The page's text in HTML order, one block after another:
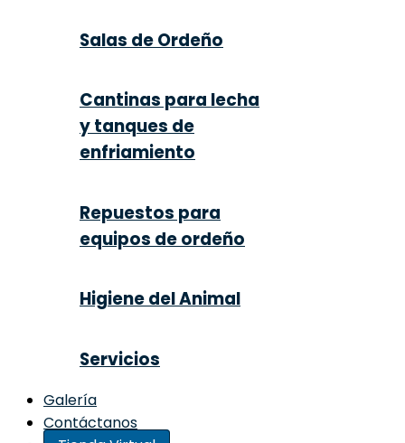
Salas de Ordeño
Cantinas para lecha
y tanques de
enfriamiento
Repuestos para
equipos de ordeño
Higiene del Animal
Servicios
Galería
Contáctanos